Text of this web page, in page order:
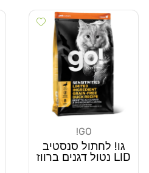
Add wishlist
GO!
גו! לחתול סנסטיב
LID נטול דגנים ברווז